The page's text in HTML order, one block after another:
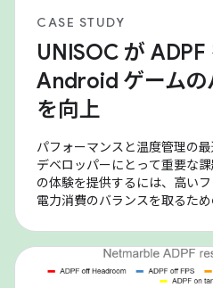
CASE STUDY
UNISOC が ADPF
Android ゲームの
を向上
パフォーマンスと温度管理の
デベロッパーにとって重要な
の体験を提供するには、高い
電力消費のバランスを取るため
ゲームがデバイスの電力シス
作できるようにする重要な
調整された最適化を可能にし